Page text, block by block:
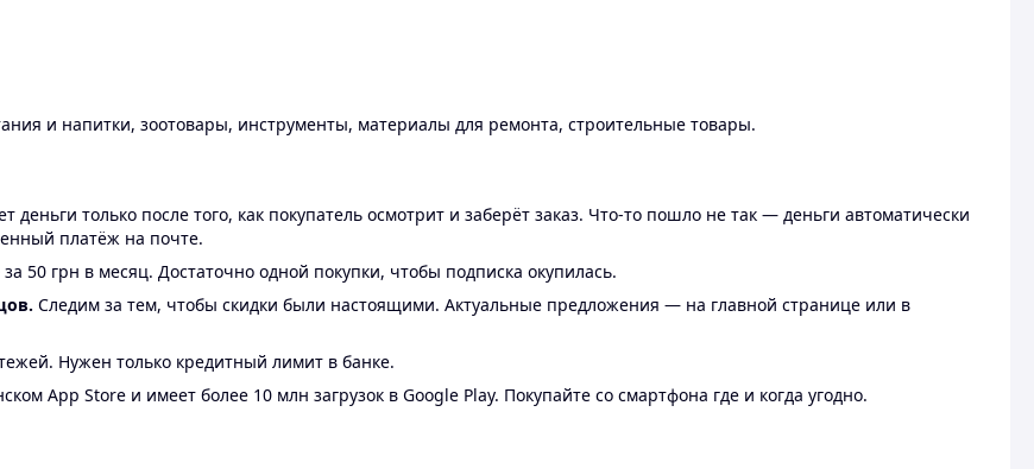
и напитки, зоотовары, инструменты, материалы для ремонта, строительные товары.
только после того, как покупатель осмотрит и заберёт заказ. Что-то пошло не так — деньги автоматически
платёж на почте.
50 грн в месяц. Достаточно одной покупки, чтобы подписка окупилась.
Следим за тем, чтобы скидки были настоящими. Актуальные предложения — на главной странице или в
Нужен только кредитный лимит в банке.
App Store и имеет более 10 млн загрузок в Google Play. Покупайте со смартфона где и когда угодно.